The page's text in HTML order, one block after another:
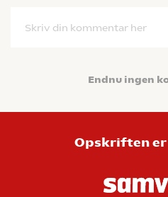
Skriv din kommentar her
Endnu ingen
Opskriften